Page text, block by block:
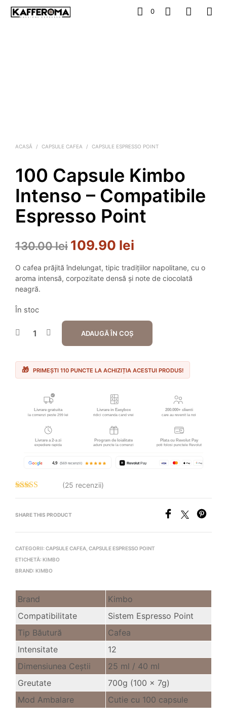
0
ACASĂ / CAPSULE CAFEA / CAPSULE ESPRESSO POINT
100 Capsule Kimbo
Intenso – Compatibile
Espresso Point
130.00lei Prețul
a
109.90 lei
este:
O cafea prăjită îndelungat, tipic tradițiilor napolitane, cu o
aroma intensă, corpozitate densă și note de ciocolată
neagră.
În stoc
ADAUGĂ ÎN COȘ
PRIMEȘTI 110 PUNCTE LA ACHIZIȚIA ACESTUI PRODUS!
Evaluat la
5
(25 recenzii)
SHARE THIS PRODUCT
CATEGORII: CAPSULE CAFEA CAPSULE ESPRESSO POINT
ETICHETĂ: KIMBO
BRAND: KIMBO
Brand
Kimbo
Compatibilitate
Sistem Espresso Point
Tip Băutură
Cafea
Intensitate
12
Dimensiunea Ceştii
25 ml / 40 ml
Greutate
700g (100 x 7g)
Mod Ambalare
Cutie cu 100 capsule